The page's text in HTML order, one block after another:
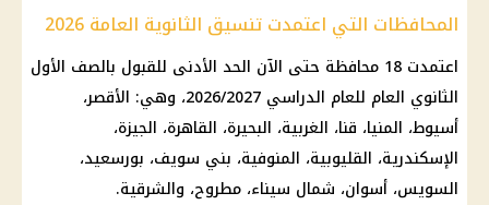
المحافظات التي اعتمدت تنسيق الثانوية العامة 2026
اعتمدت 18 محافظة حتى الآن الحد الأدنى للقبول بالصف الأول
الثانوي العام للعام الدراسي 2026/2027، وهي: الأقصر،
أسيوط، المنيا، قنا، الغربية، البحيرة، القاهرة، الجيزة،
الإسكندرية، القليوبية، المنوفية، بني سويف، بورسعيد،
السويس، أسوان، شمال سيناء، مطروح، والشرقية.